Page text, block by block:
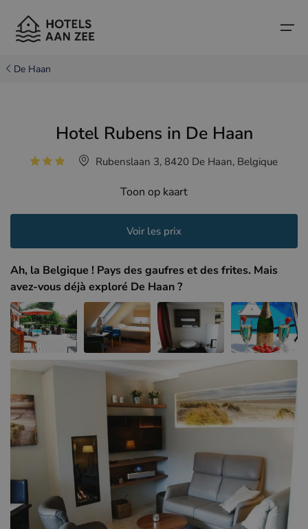
Villes balnéaires populaires
Villes balnéaires populaires
Hôtels à Cadzand (NL)
Hôtels à Knokke (BE)
Hôtels à Bruges (BE)
Hôtels à Middelkerke (BE)
Hôtels à Sluis (NL)
Hôtels à Renesse (NL)
Hôtels à Dunkerque (FR)
Pays
Pays
Côte belge
Côte néerlandaise
Côte nord de la France
Conseils et informations sur les voyages
De Haan
Hotel Rubens in De Haan
Rubenslaan 3, 8420 De Haan, Belgique
Toon op kaart
Voir les prix
Ah, la Belgique ! Pays des gaufres et des frites. Mais
avez-vous déjà exploré De Haan ?